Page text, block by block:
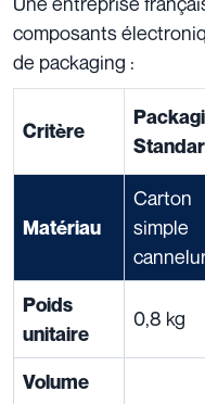
composants
de packaging :
Critère
Matériau
Carton
simple
Poids
unitaire
0,8 kg
Volume